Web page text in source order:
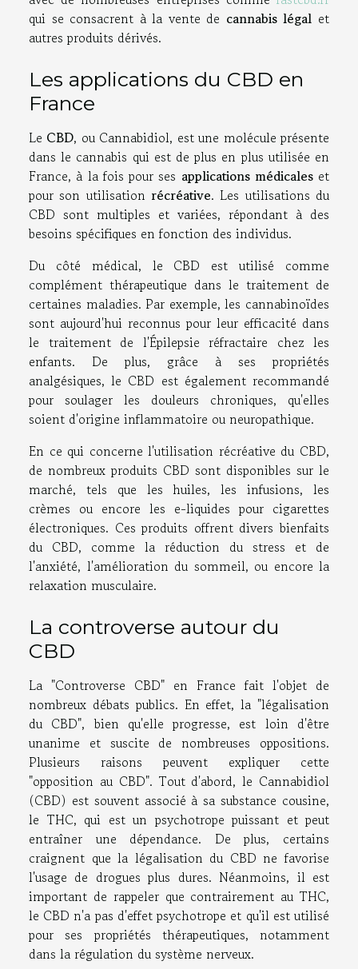
qui se consacrent à la vente de cannabis légal et
autres produits dérivés.
Les applications du CBD en
France
Le CBD, ou Cannabidiol, est une molécule présente
dans le cannabis qui est de plus en plus utilisée en
France, à la fois pour ses applications médicaleset
pour son utilisation récréative. Les utilisations du
CBD sont multiples et variées, répondant à des
besoins spécifiques en fonction des individus.
Du côté médical, le CBD est utilisé comme
complément thérapeutique dans le traitement de
certaines maladies. Par exemple, les cannabinoïdes
sont aujourd'hui reconnus pour leur efficacité dans
le traitement de l'Épilepsie réfractaire chez les
enfants. De plus, grâce à ses propriétés
analgésiques, le CBD est également recommandé
pour soulager les douleurs chroniques, qu'elles
soient d'origine inflammatoire ou neuropathique.
En ce qui concerne l'utilisation récréative du CBD,
de nombreux produits CBD sont disponibles sur le
marché, tels que les huiles, les infusions, les
crèmes ou encore les e-liquides pour cigarettes
électroniques. Ces produits offrent divers bienfaits
du CBD, comme la réduction du stress et de
l'anxiété, l'amélioration du sommeil, ou encore la
relaxation musculaire.
La controverse autour du
CBD
La "Controverse CBD" en France fait l'objet de
nombreux débats publics. En effet, la "légalisation
du CBD", bien qu'elle progresse, est loin d'être
unanime et suscite de nombreuses oppositions.
Plusieurs raisons peuvent expliquer cette
"opposition au CBD". Tout d'abord, le Cannabidiol
(CBD) est souvent associé à sa substance cousine,
le THC, qui est un psychotrope puissant et peut
entraîner une dépendance. De plus, certains
craignent que la légalisation du CBD ne favorise
l'usage de drogues plus dures. Néanmoins, il est
important de rappeler que contrairement au THC,
le CBD n'a pas d'effet psychotrope et qu'il est utilisé
pour ses propriétés thérapeutiques, notamment
dans la régulation du système nerveux.